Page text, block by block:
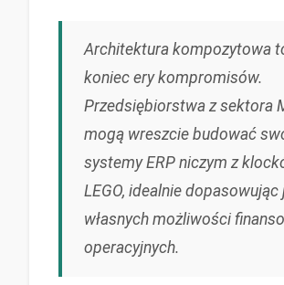
Architektura kompozytowa
koniec ery kompromisów.
Przedsiębiorstwa z sektora
mogą wreszcie budować
systemy ERP niczym z
LEGO, idealnie dopasowując
własnych możliwości
operacyjnych.